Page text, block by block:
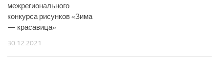
межрегионального
конкурса рисунков «Зима
— красавица»
30.12.2021